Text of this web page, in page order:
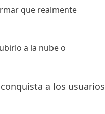
que realmente
a la nube o
a los usuarios